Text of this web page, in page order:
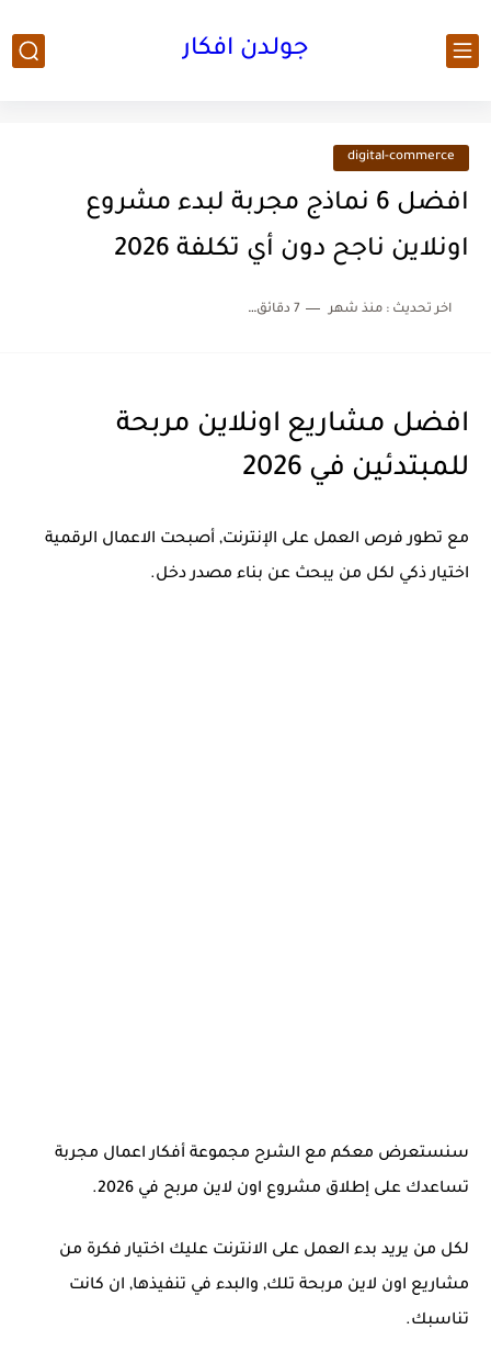
جولدن افكار
digital-commerce
افضل 6 نماذج مجربة لبدء مشروع
اونلاين ناجح دون أي تكلفة 2026
اخر تحديث :منذ شهر 7 دقائق للقراءة
افضل مشاريع اونلاين مربحة
للمبتدئين في 2026
مع تطور فرص العمل على الإنترنت, أصبحت الاعمال الرقمية
اختيار ذكي لكل من يبحث عن بناء مصدر دخل.
سنستعرض معكم مع الشرح مجموعة أفكار اعمال مجربة
تساعدك على إطلاق مشروع اون لاين مربح في 2026.
لكل من يريد بدء العمل على الانترنت عليك اختيار فكرة من
مشاريع اون لاين مربحة تلك, والبدء في تنفيذها, ان كانت
تناسبك.